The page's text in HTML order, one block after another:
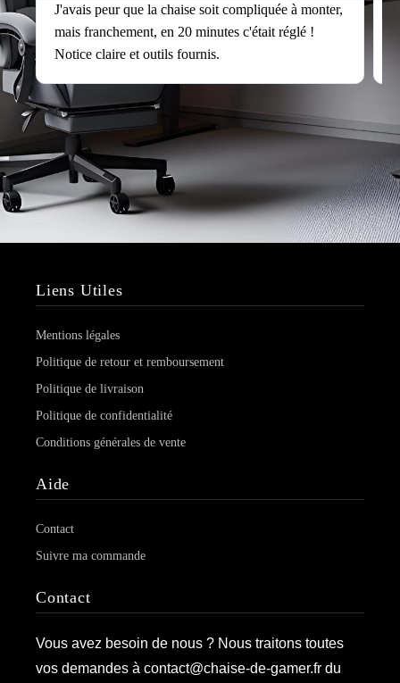
J'avais peur que la chaise soit compliquée à monter,
mais franchement, en 20 minutes c'était réglé !
Notice claire et outils fournis.
Liens Utiles
Mentions légales
Politique de retour et remboursement
Politique de livraison
Politique de confidentialité
Conditions générales de vente
Aide
Contact
Suivre ma commande
Contact
Vous avez besoin de nous ? Nous traitons toutes
vos demandes à contact@chaise-de-gamer.fr du